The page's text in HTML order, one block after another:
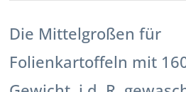
Die Mittelgroßen für
Folienkartoffeln mit